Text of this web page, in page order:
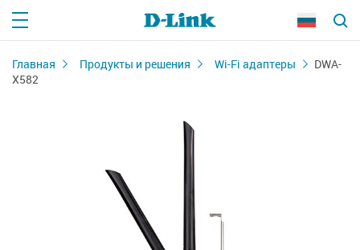
Главная Продукты и решения Wi-Fi адаптеры
DWA-
X582